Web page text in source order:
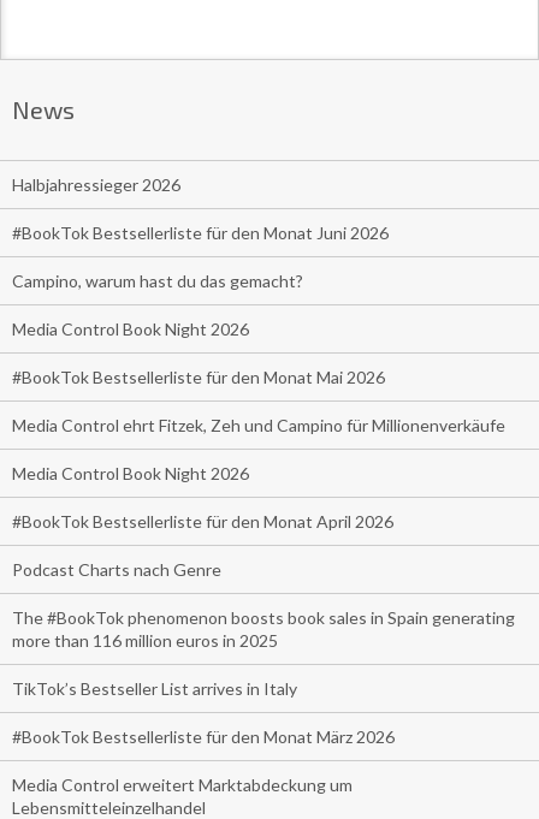
News
Halbjahressieger 2026
#BookTok Bestsellerliste für den Monat Juni 2026
Campino, warum hast du das gemacht?
Media Control Book Night 2026
#BookTok Bestsellerliste für den Monat Mai 2026
Media Control ehrt Fitzek, Zeh und Campino für Millionenverkäufe
Media Control Book Night 2026
#BookTok Bestsellerliste für den Monat April 2026
Podcast Charts nach Genre
The #BookTok phenomenon boosts book sales in Spain generating
more than 116 million euros in 2025
TikTok’s Bestseller List arrives in Italy
#BookTok Bestsellerliste für den Monat März 2026
Media Control erweitert Marktabdeckung um
Lebensmitteleinzelhandel